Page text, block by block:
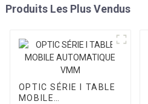
Produits Les Plus Vendus
OPTIC SÉRIE I TABLE
MOBILE